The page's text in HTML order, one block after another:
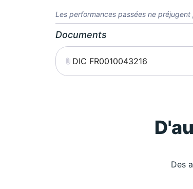
Les performances passées ne
Documents
DIC FR0010043216
Des